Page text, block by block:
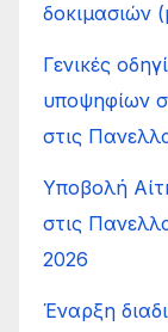
δοκιμασιών
Γενικές
υποψηφίων
στις
Υποβολή
στις
2026
Έναρξη